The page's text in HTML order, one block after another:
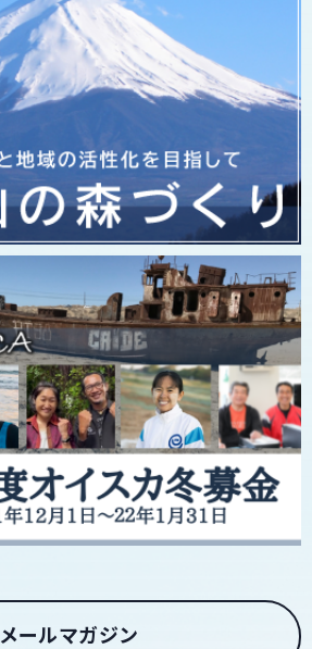
メールマガジン